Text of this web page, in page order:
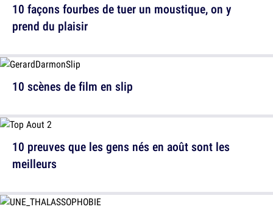
10 façons fourbes de tuer un moustique, on y
prend du plaisir
10 preuves que les gens nés en août sont les
meilleurs
10 scènes de film en slip